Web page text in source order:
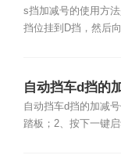
s挡加减号的使用方
挡位挂到D挡，然后向
自动挡车d挡的
自动挡车d挡的加减
踏板；2、按下一键